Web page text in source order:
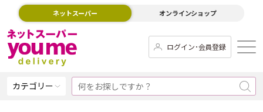
ネットスーパー オンラインショップ
ログイン･会員登録
カテゴリー